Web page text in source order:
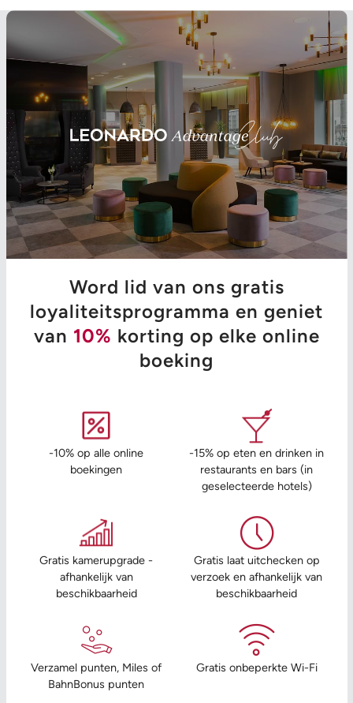
Word lid van ons gratis
loyaliteitsprogramma en geniet
van 10% korting op elke online
boeking
-10% op alle online
boekingen
-15% op eten en drinken in
restaurants en bars (in
geselecteerde hotels)
Gratis kamerupgrade -
afhankelijk van
beschikbaarheid
Gratis laat uitchecken op
verzoek en afhankelijk van
beschikbaarheid
Verzamel punten, Miles of
BahnBonus punten
Gratis onbeperkte Wi-Fi